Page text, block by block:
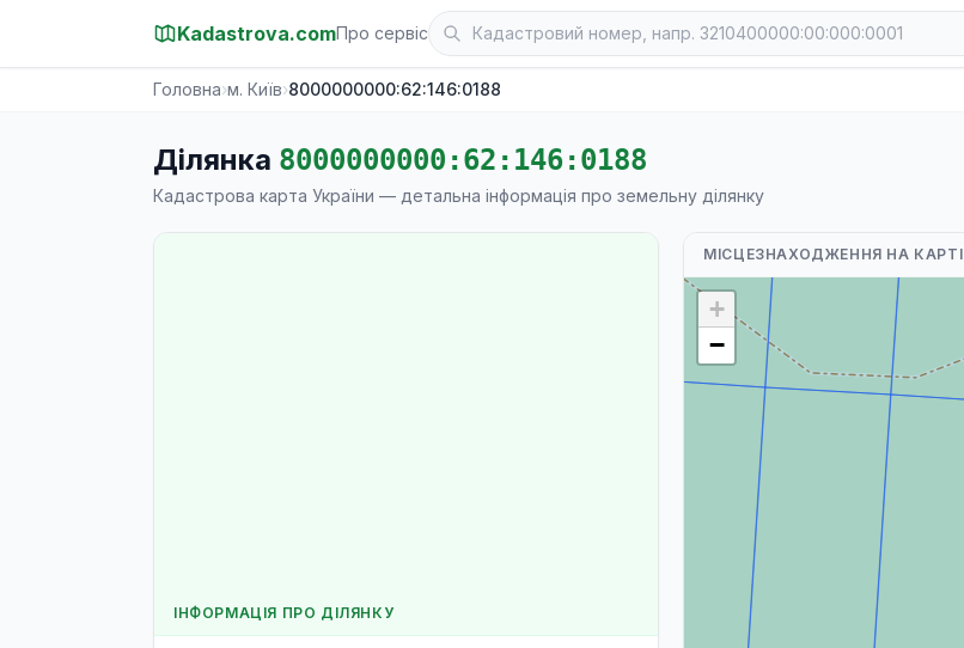
Kadastrova.comПро сервіс
Головна›м. Київ›8000000000:62:146:0188
Ділянка 8000000000:62:146:0188
Кадастрова карта України — детальна інформація про земельну ділянку
ІНФОРМАЦІЯ ПРО ДІЛЯНКУ
МІСЦЕЗНАХОДЖЕННЯ НА КАРТІ
+
−